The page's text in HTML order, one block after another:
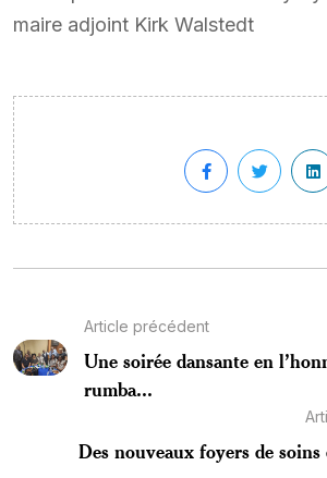
maire adjoint Kirk Walstedt
Article précédent
Une soirée dansante en
rumba...
Des nouveaux foyers de soins